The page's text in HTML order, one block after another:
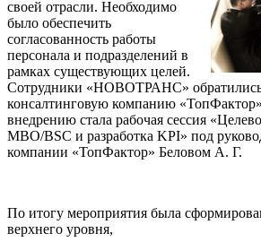
своей отрасли. Необходимо
было обеспечить
согласованность работы
персонала и подразделений в
рамках существующих целей.
Сотрудники «НОВОТРАНС»
консалтинговую компанию
внедрению стала рабочая сессия
MBO/BSC и разработка KPI» под
компании «ТопФактор» Беловом А. Г.
По итогу мероприятия была
верхнего уровня,